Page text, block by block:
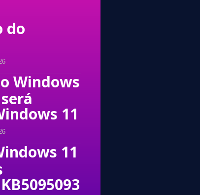
do
Windows
11
11